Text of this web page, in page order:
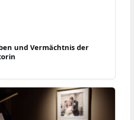
und Vermächtnis der